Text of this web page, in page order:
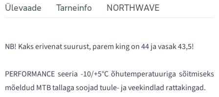
Ülevaade
Tarneinfo NORTHWAVE
NB! Kaks erivenat suurust, parem king on 44 ja vasak 43,5!
PERFORMANCE seeria -10/+5°C õhutemperatuuriga sõitmiseks
mõeldud MTB tallaga soojad tuule- ja veekindlad rattakingad.